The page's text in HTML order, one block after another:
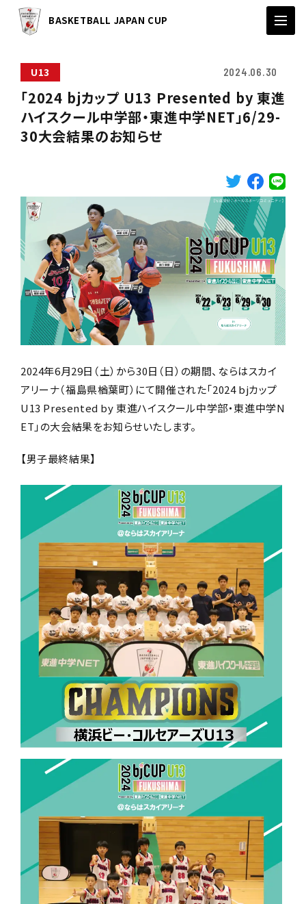
BASKETBALL JAPAN CUP
U13 2024.06.30
「2024 bjカップ U13 Presented by 東進
ハイスクール中学部・東進中学NET」6/29-
30大会結果のお知らせ
2024年6月29日（土）から30日（日）の期間、ならはスカイ
アリーナ（福島県楢葉町）にて開催された「2024 bjカップ
U13 Presented by 東進ハイスクール中学部・東進中学N
ET」の大会結果をお知らせいたします。
【男子最終結果】